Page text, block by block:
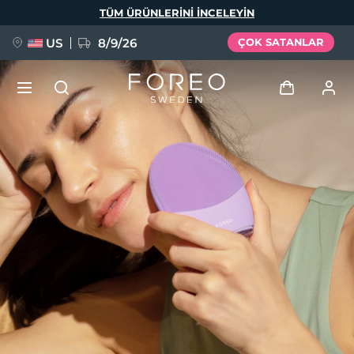
TÜM ÜRÜNLERINI INCELEYIN
US 8/9/26 ÇOK SATANLAR
Kullanici profi̇li̇
Cihazlarım
Siparişlerim
Adresim
Aboneliklerim
YENİ
FAQ™ Pure Beauty-Tech Elixir
BREAKING NEWS
issa™ Teeth Whitening Set
Dil Seçimi
English Deutsch
Español
Français
Italiano
Português
Svenska
Русский
Türkçe
简体中文 繁體中文